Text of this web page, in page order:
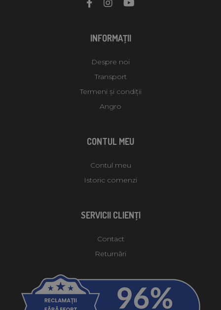
INFORMAŢII
Despre noi
Transport
Termeni și condiții
Angro
CONTUL MEU
Contul meu
Istoric comenzi
SERVICII CLIENŢI
Contact
Returnări